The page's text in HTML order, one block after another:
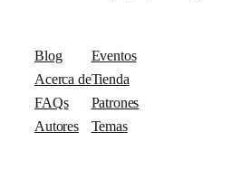
Blog
Acerca de
FAQs
Autores
Eventos
Tienda
Patrones
Temas